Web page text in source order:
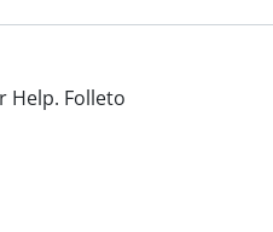
Help. Folleto